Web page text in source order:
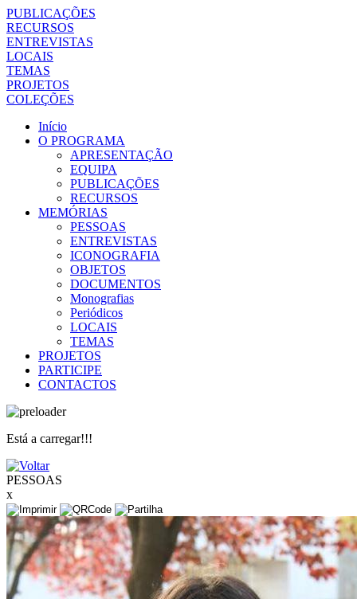
PUBLICAÇÕES
RECURSOS
ENTREVISTAS
LOCAIS
TEMAS
PROJETOS
COLEÇÕES
Início
O PROGRAMA
APRESENTAÇÃO
EQUIPA
PUBLICAÇÕES
RECURSOS
MEMÓRIAS
PESSOAS
ENTREVISTAS
ICONOGRAFIA
OBJETOS
DOCUMENTOS
Monografias
Periódicos
LOCAIS
TEMAS
PROJETOS
PARTICIPE
CONTACTOS
Está a carregar!!!
PESSOAS
x